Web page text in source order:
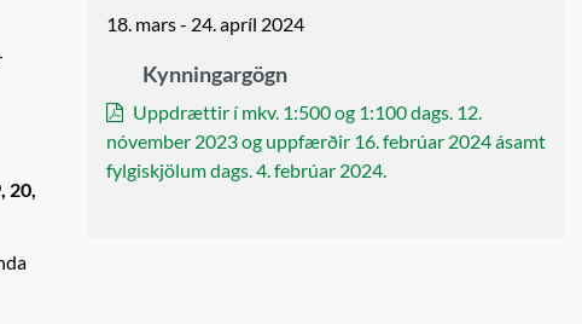
20,
18. mars - 24. apríl 2024
Kynningargögn
Uppdrættir í mkv. 1:500 og 1:100 dags. 12.
nóvember 2023 og uppfærðir 16. febrúar 2024 ásamt
fylgiskjölum dags. 4. febrúar 2024.